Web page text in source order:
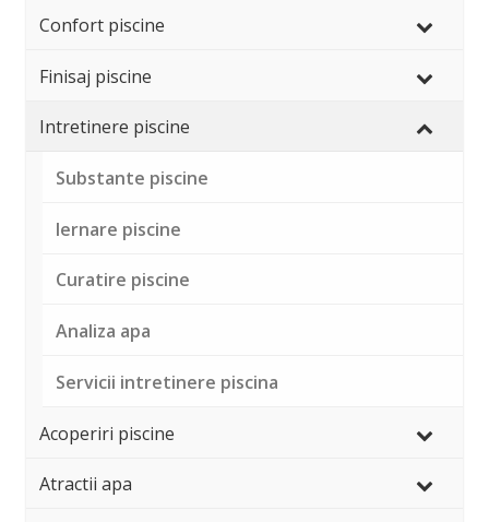
Confort piscine
Finisaj piscine
Intretinere piscine
Substante piscine
Iernare piscine
Curatire piscine
Analiza apa
Servicii intretinere piscina
Acoperiri piscine
Atractii apa